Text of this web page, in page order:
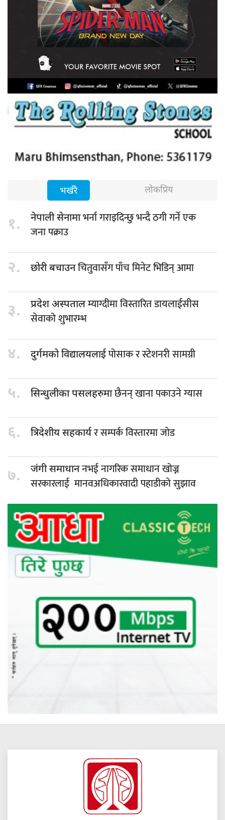
भर्खरै लोकप्रिय
१. नेपाली सेनामाभर्ना गराइदिन्छु भन्दै ठगी गर्ने एक
जना पक्राउ
२. छोरी बचाउनचितुवासँग पाँच मिनेट भिडिन् आमा
३. प्रदेश अस्पतालम्याग्दीमा विस्तारित डायलाईसीस
सेवाको शुभारम्भ
४. दुर्गमको विद्यालयलाईपोसाक र स्टेशनरी सामग्री
५. सिन्धुलीका पसलहरुमाछैनन् खाना पकाउने ग्यास
६. त्रिदेशीय सहकार्यर सम्पर्क विस्तारमा जोड
७. जंगी समाधाननभई नागरिक समाधान खोज्न
सरकारलाई मानवअधिकारवादी पहाडीको सुझाव